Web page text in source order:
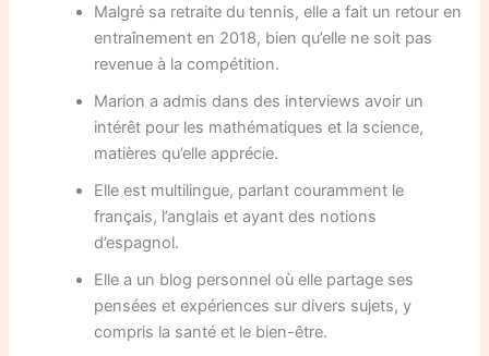
Malgré sa retraite du tennis, elle a fait un retour en
entraînement en 2018, bien qu’elle ne soit pas
revenue à la compétition.
Marion a admis dans des interviews avoir un
intérêt pour les mathématiques et la science,
matières qu’elle apprécie.
Elle est multilingue, parlant couramment le
français, l’anglais et ayant des notions
d’espagnol.
Elle a un blog personnel où elle partage ses
pensées et expériences sur divers sujets, y
compris la santé et le bien-être.